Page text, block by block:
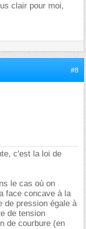
clair pour moi,
#8
c'est la loi de
le cas où on
face concave à la
de pression égale à
de tension
de courbure (en